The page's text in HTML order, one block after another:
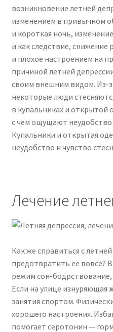
возникновение летней
изменением в привычном
и короткая ночь,
и как следствие, снижение
и плохое настроением на
причиной летней
своим внешним видом. Из-
некоторые люди
в купальниках и открытой
с чем ощущают неудобство
Купальники и открытая
неудобство и чувство
Лечение
Как же справиться с
предотвратить ее вовсе?
режим сон-бодрствование,
Если на улице изнуряющая
занятия спортом.
хорошего настроения.
помогает серотонин —